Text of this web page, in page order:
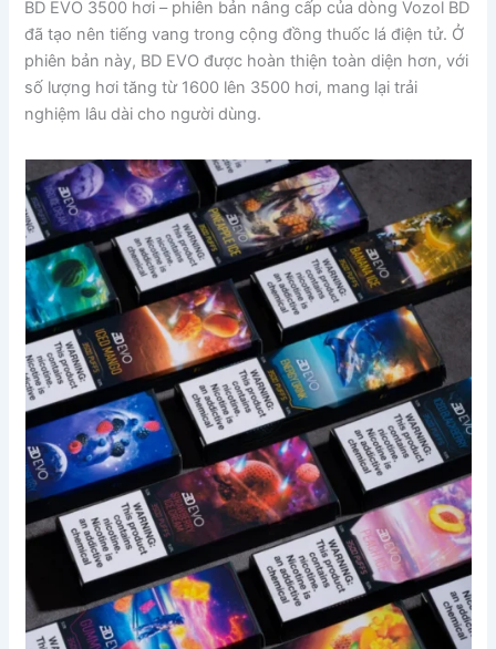
BD EVO 3500 hơi – phiên bản nâng cấp của dòng Vozol BD
đã tạo nên tiếng vang trong cộng đồng thuốc lá điện tử. Ở
phiên bản này, BD EVO được hoàn thiện toàn diện hơn, với
số lượng hơi tăng từ 1600 lên 3500 hơi, mang lại trải
nghiệm lâu dài cho người dùng.